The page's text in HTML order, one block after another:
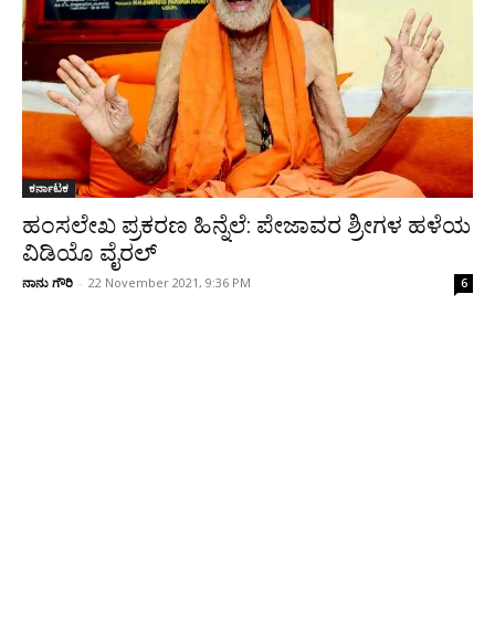
ಕರ್ನಾಟಕ
ಹಂಸಲೇಖ ಪ್ರಕರಣ ಹಿನ್ನೆಲೆ: ಪೇಜಾವರ ಶ್ರೀಗಳ ಹಳೆಯ
ವಿಡಿಯೊ ವೈರಲ್‌
ನಾನು ಗೌರಿ - 22 November 2021, 9:36 PM 6